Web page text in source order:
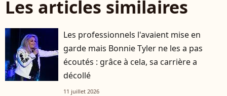
Les articles similaires
Les professionnels l'avaient mise en
garde mais Bonnie Tyler ne les a pas
écoutés : grâce à cela, sa carrière a
décollé
11 juillet 2026